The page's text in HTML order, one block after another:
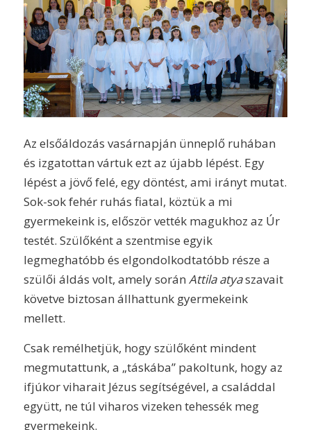
Az elsőáldozás vasárnapján ünneplő ruhában
és izgatottan vártuk ezt az újabb lépést. Egy
lépést a jövő felé, egy döntést, ami irányt mutat.
Sok-sok fehér ruhás fiatal, köztük a mi
gyermekeink is, először vették magukhoz az Úr
testét. Szülőként a szentmise egyik
legmeghatóbb és elgondolkodtatóbb része a
szülői áldás volt, amely során Attila atyaszavait
követve biztosan állhattunk gyermekeink
mellett.
Csak remélhetjük, hogy szülőként mindent
megmutattunk, a „táskába” pakoltunk, hogy az
ifjúkor viharait Jézus segítségével, a családdal
együtt, ne túl viharos vizeken tehessék meg
gyermekeink.